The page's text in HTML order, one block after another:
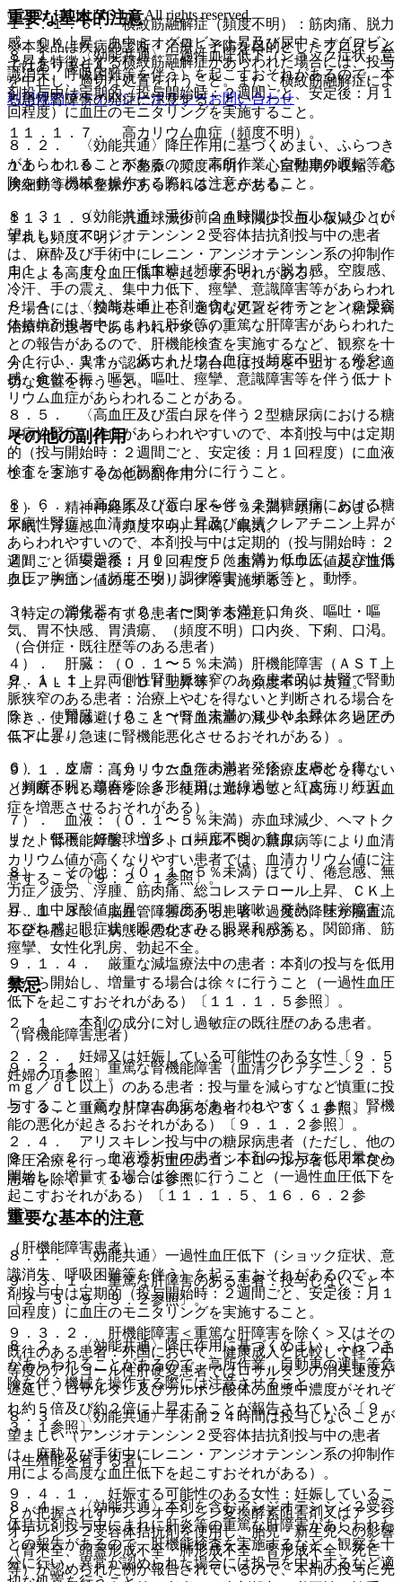
重要な基本的注意
８．１． 〈効能共通〉一過性血圧低下（ショック症状、意
識消失、呼吸困難等を伴う）を起こすおそれがあるので、本
剤投与中は定期的（投与開始時：２週間ごと、安定後：月１
回程度）に血圧のモニタリングを実施すること。
８．２． 〈効能共通〉降圧作用に基づくめまい、ふらつき
があらわれることがあるので、高所作業、自動車の運転等危
険を伴う機械を操作する際には注意させること。
８．３． 〈効能共通〉手術前２４時間は投与しないことが
望ましい（アンジオテンシン２受容体拮抗剤投与中の患者
は、麻酔及び手術中にレニン・アンジオテンシン系の抑制作
用による高度な血圧低下を起こすおそれがある）。
８．４． 〈効能共通〉本剤を含むアンジオテンシン２受容
体拮抗剤投与中にまれに肝炎等の重篤な肝障害があらわれた
との報告があるので、肝機能検査を実施するなど、観察を十
分に行い、異常が認められた場合には投与を中止するなど適
切な処置を行うこと。
８．５． 〈高血圧及び蛋白尿を伴う２型糖尿病における糖
尿病性腎症〉貧血があらわれやすいので、本剤投与中は定期
的（投与開始時：２週間ごと、安定後：月１回程度）に血液
検査を実施するなど観察を十分に行うこと。
８．６． 〈高血圧及び蛋白尿を伴う２型糖尿病における糖
尿病性腎症〉血清カリウム上昇及び血清クレアチニン上昇が
あらわれやすいので、本剤投与中は定期的（投与開始時：２
週間ごと、安定後：月１回程度）に血清カリウム値及び血清
クレアチニン値のモニタリングを実施すること。
（特定の背景を有する患者に関する注意）
（合併症・既往歴等のある患者）
９．１．１． 両側性腎動脈狭窄のある患者又は片腎で腎動
脈狭窄のある患者：治療上やむを得ないと判断される場合を
除き、使用は避けること（腎血流量の減少や糸球体ろ過圧の
低下により急速に腎機能悪化させるおそれがある）。
９．１．２． 高カリウム血症の患者：治療上やむを得ない
と判断される場合を除き、使用は避けること（高カリウム血
症を増悪させるおそれがある）。
また、腎機能障害、コントロール不良の糖尿病等により血清
カリウム値が高くなりやすい患者では、血清カリウム値に注
意すること〔９．２．１参照〕。
９．１．３． 脳血管障害のある患者：過度の降圧が脳血流
不全を惹起し、病態を悪化させるおそれがある。
９．１．４． 厳重な減塩療法中の患者：本剤の投与を低用
量から開始し、増量する場合は徐々に行うこと（一過性血圧
低下を起こすおそれがある）〔１１．１．５参照〕。
（腎機能障害患者）
９．２．１． 重篤な腎機能障害（血清クレアチニン２．５
ｍｇ／ｄＬ以上）のある患者：投与量を減らすなど慎重に投
与すること（高カリウム血症があらわれやすく、また、腎機
能の悪化が起きるおそれがある）〔９．１．２参照〕。
９．２．２． 血液透析中の患者：本剤の投与を低用量から
開始し、増量する場合は徐々に行うこと（一過性血圧低下を
起こすおそれがある）〔１１．１．５、１６．６．２参
照〕。
（肝機能障害患者）
９．３．１． 重篤な肝障害のある患者：投与しないこと
〔２．３、９．３．２参照〕。
９．３．２． 肝機能障害＜重篤な肝障害を除く＞又はその
既往のある患者：外国において、健康成人と比較して軽・中
等度のアルコール性肝硬変患者ではロサルタンの消失速度が
遅延し、ロサルタン及びカルボン酸体の血漿中濃度がそれぞ
れ約５倍及び約２倍に上昇することが報告されている〔９．
３．１参照〕。
（生殖能を有する者）
９．４．１． 妊娠する可能性のある女性：妊娠しているこ
とが把握されずアンジオテンシン変換酵素阻害剤又はアンジ
オテンシン２受容体拮抗剤を使用し、胎児・新生児への影響
（腎不全、頭蓋形成不全・肺形成不全・腎形成不全、死亡
等）が認められた例が報告されているので、本剤の投与に先
１１．１．６． 横紋筋融解症（頻度不明）：筋肉痛、脱力
感、ＣＫ上昇、血中ミオグロビン上昇及び尿中ミオグロビン
上昇を特徴とする横紋筋融解症があらわれた場合には、投与
を中止し、適切な処置を行うこと。また、横紋筋融解症によ
る急性腎障害の発症に注意すること。
１１．１．７． 高カリウム血症（頻度不明）。
１１．１．８． 不整脈（頻度不明）：心室性期外収縮、心
房細動等の不整脈があらわれることがある。
１１．１．９． 汎血球減少、白血球減少、血小板減少（い
ずれも頻度不明）。
１１．１．１０． 低血糖（頻度不明）：脱力感、空腹感、
冷汗、手の震え、集中力低下、痙攣、意識障害等があらわれ
た場合には、投与を中止し、適切な処置を行うこと（糖尿病
治療中の患者であらわれやすい）。
１１．１．１１． 低ナトリウム血症（頻度不明）：倦怠
感、食欲不振、嘔気、嘔吐、痙攣、意識障害等を伴う低ナト
リウム血症があらわれることがある。
その他の副作用
１１．２． その他の副作用
１）． 精神神経系：（０．１〜５％未満）頭痛、めまい、
不眠、浮遊感、（頻度不明）耳鳴、眠気。
２）． 循環器系：（０．１〜５％未満）低血圧、起立性低
血圧、胸痛、（頻度不明）調律障害（頻脈等）、動悸。
３）． 消化器：（０．１〜５％未満）口角炎、嘔吐・嘔
気、胃不快感、胃潰瘍、（頻度不明）口内炎、下痢、口渇。
４）． 肝臓：（０．１〜５％未満）肝機能障害（ＡＳＴ上
昇、ＡＬＴ上昇、ＬＤＨ上昇等）、（頻度不明）黄疸。
５）． 腎臓：（０．１〜５％未満）ＢＵＮ上昇、クレアチ
ニン上昇。
６）． 皮膚：（０．１〜５％未満）発疹、皮膚そう痒、
（頻度不明）蕁麻疹、多形紅斑、光線過敏、紅皮症、紅斑。
７）． 血液：（０．１〜５％未満）赤血球減少、ヘマトク
リット低下、好酸球増多、（頻度不明）貧血。
８）． その他：（０．１〜５％未満）ほてり、倦怠感、無
力症／疲労、浮腫、筋肉痛、総コレステロール上昇、ＣＫ上
昇、血中尿酸値上昇、（頻度不明）咳嗽、発熱、味覚障害、
しびれ感、眼症状（眼のかすみ、眼異和感等）、関節痛、筋
痙攣、女性化乳房、勃起不全。
禁忌
２．１． 本剤の成分に対し過敏症の既往歴のある患者。
２．２． 妊婦又は妊娠している可能性のある女性〔９．５
妊婦の項参照〕。
２．３． 重篤な肝障害のある患者〔９．３．１参照〕。
２．４． アリスキレン投与中の糖尿病患者（ただし、他の
降圧治療を行ってもなお血圧のコントロールが著しく不良の
患者を除く）〔１０．１参照〕。
重要な基本的注意
８．１． 〈効能共通〉一過性血圧低下（ショック症状、意
識消失、呼吸困難等を伴う）を起こすおそれがあるので、本
剤投与中は定期的（投与開始時：２週間ごと、安定後：月１
回程度）に血圧のモニタリングを実施すること。
８．２． 〈効能共通〉降圧作用に基づくめまい、ふらつき
があらわれることがあるので、高所作業、自動車の運転等危
険を伴う機械を操作する際には注意させること。
８．３． 〈効能共通〉手術前２４時間は投与しないことが
望ましい（アンジオテンシン２受容体拮抗剤投与中の患者
は、麻酔及び手術中にレニン・アンジオテンシン系の抑制作
用による高度な血圧低下を起こすおそれがある）。
８．４． 〈効能共通〉本剤を含むアンジオテンシン２受容
体拮抗剤投与中にまれに肝炎等の重篤な肝障害があらわれた
との報告があるので、肝機能検査を実施するなど、観察を十
分に行い、異常が認められた場合には投与を中止するなど適
© 2021 HOKUTO Inc. All rights reserved.
※本製品は疾病の診断・治療・予防を目的としたプログラム
ではありません。
利用規約プライバシーポリシーお問い合わせ